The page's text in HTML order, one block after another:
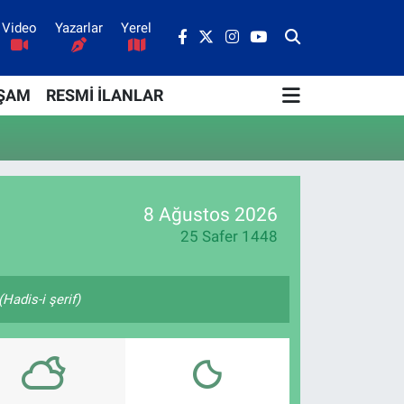
Video Yazarlar Yerel
RESMİ İLANLAR
8 Ağustos 2026
25 Safer 1448
i şerif)